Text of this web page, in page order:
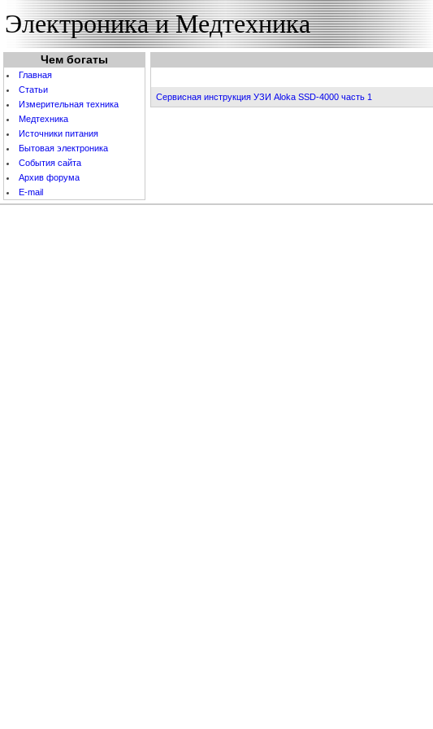
Электроника и Медтехника
Чем богаты
Главная
Статьи
Измерительная техника
Медтехника
Источники питания
Бытовая электроника
События cайта
Архив форума
E-mail
Сервисная инструкция УЗИ Aloka SSD-4000 часть 1